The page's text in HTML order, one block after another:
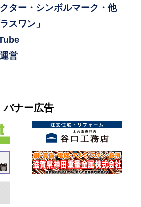
ター・シンボルマーク・他
スワン」
営
バナー広告